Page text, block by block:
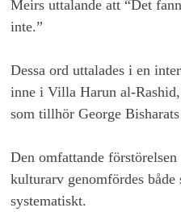
Meirs uttalande att “Det
inte.”
Dessa ord uttalades i en
inne i Villa Harun al-
som tillhör George
Den omfattande
kulturarv genomfördes både
systematiskt.